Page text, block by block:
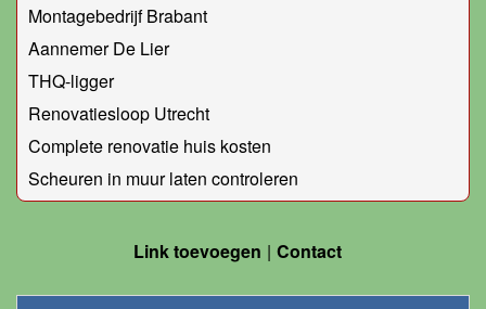
Montagebedrijf Brabant
Aannemer De Lier
THQ-ligger
Renovatiesloop Utrecht
Complete renovatie huis kosten
Scheuren in muur laten controleren
Link toevoegen Contact